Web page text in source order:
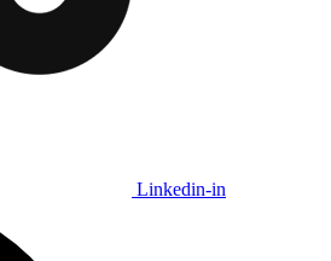
Linkedin-in